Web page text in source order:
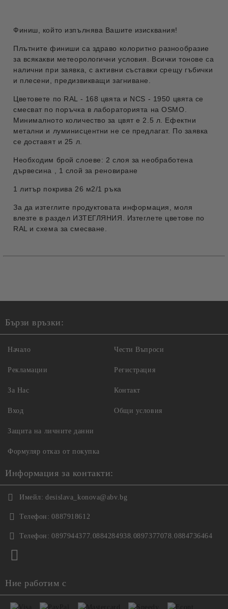
Финиш, който изпълнява Вашите изисквания!
Плътните финиши са здраво колоритно разнообразие
за всякакви метеорологични условия. Всички тонове са
налични при заявка, с активни съставки срещу гъбички
и плесени, предизвикващи загниване.
Цветовете по RAL - 168 цвята и NCS - 1950 цвята се
смесват по поръчка в лабораторията на OSMO.
Минималното количество за цвят е 2.5 л. Ефектни
метални и луминисцентни не се предлагат. По заявка
се доставят и 25 л.
Необходим брой слоеве: 2 слоя за необработена
дървесина , 1 слой за реновиране
1 литър покрива 26 м2/1 ръка
За да изтеглите продуктовата информация, моля
влезте в раздел ИЗТЕГЛЯНИЯ. Изтеглете цветове по
RAL и схема за смесване.
Бързи връзки:
Начало
Рекламации
За Нас
Вход
Чести Въпроси
Регистрация
Контакт
Общи условия
Защита на личните данни
Формуляр отказ от покупка
Информация за контакти:
Имейл: desislava_konova@abv.bg
Телефон: 0887918612
Телефон: 0897944377.0884284938.0897377078.0884736464
Ние работим с